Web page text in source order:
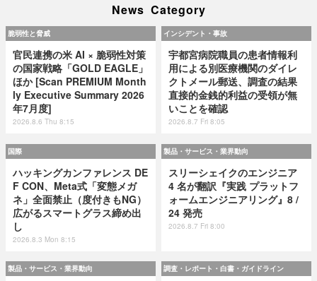
News Category
脆弱性と脅威
官民連携の米 AI × 脆弱性対策
の国家戦略「GOLD EAGLE」
ほか [Scan PREMIUM Month
ly Executive Summary 2026
年7月度]
2026.8.6 Thu 8:15
インシデント・事故
宇都宮病院職員の患者情報利
用による別医療機関のダイレ
クトメール郵送、調査の結果
直接的金銭的利益の受領が無
いことを確認
2026.8.7 Fri 8:05
国際
ハッキングカンファレンス DE
F CON、Meta式「変態メガ
ネ」全面禁止（度付きもNG）
広がるスマートグラス締め出
し
2026.8.3 Mon 8:15
製品・サービス・業界動向
スリーシェイクのエンジニア
4 名が翻訳『実践 プラットフ
ォームエンジニアリング』8 /
24 発売
2026.8.7 Fri 8:00
製品・サービス・業界動向 調査・レポート・白書・ガイドライン